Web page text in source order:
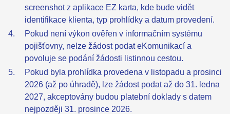
screenshot z aplikace EZ karta, kde bude vidět
identifikace klienta, typ prohlídky a datum provedení.
Pokud není výkon ověřen v informačním systému
pojišťovny, nelze žádost podat eKomunikací a
povoluje se podání žádosti listinnou cestou.
Pokud byla prohlídka provedena v listopadu a prosinci
2026 (až po úhradě), lze žádost podat až do 31. ledna
2027, akceptovány budou platební doklady s datem
nejpozději 31. prosince 2026.